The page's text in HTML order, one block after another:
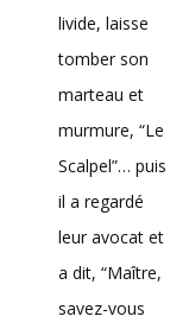
livide, laisse
tomber son
marteau et
murmure, “Le
Scalpel”… puis
il a regardé
leur avocat et
a dit, “Maître,
savez-vous